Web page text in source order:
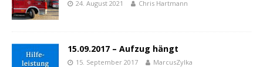
24. August 2021 Chris Hartmann
15.09.2017 – Aufzug hängt
15. September 2017 MarcusZylka